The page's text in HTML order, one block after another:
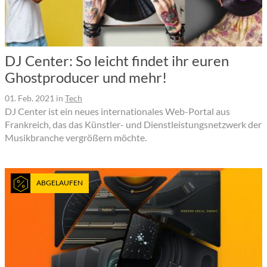
DJ Center: So leicht findet ihr euren
Ghostproducer und mehr!
01. Feb. 2021 in Tech
DJ Center ist ein neues internationales Web-Portal aus
Frankreich, das das Künstler- und Dienstleistungsnetzwerk der
Musikbranche vergrößern möchte.
ABGELAUFEN